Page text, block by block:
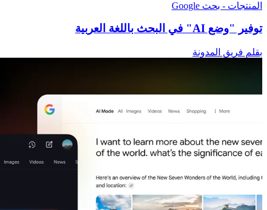
المنتجات - بحث Google
توفير "وضع AI" في البحث باللغة العربية
بقلم فريق المدونة